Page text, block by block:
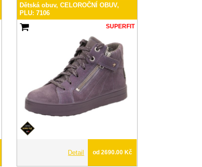
Dětská obuv, CELOROČNÍ OBUV,
PLU: 7106
SUPERFIT
Detail od 2690.00 Kč